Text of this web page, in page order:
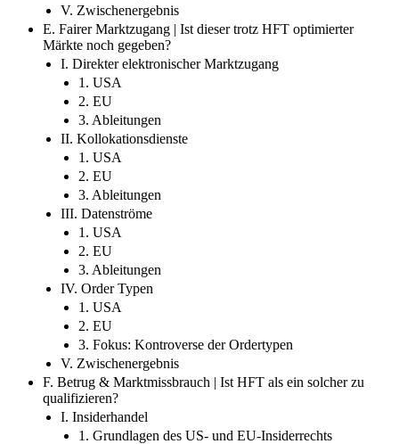
V. Zwischenergebnis
E. Fairer Marktzugang | Ist dieser trotz HFT optimierter
Märkte noch gegeben?
I. Direkter elektronischer Marktzugang
1. USA
2. EU
3. Ableitungen
II. Kollokationsdienste
1. USA
2. EU
3. Ableitungen
III. Datenströme
1. USA
2. EU
3. Ableitungen
IV. Order Typen
1. USA
2. EU
3. Fokus: Kontroverse der Ordertypen
V. Zwischenergebnis
F. Betrug & Marktmissbrauch | Ist HFT als ein solcher zu
qualifizieren?
I. Insiderhandel
1. Grundlagen des US- und EU-Insiderrechts